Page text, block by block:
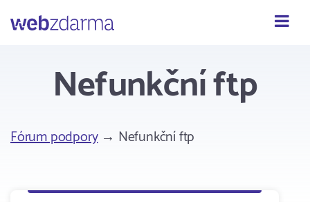
Webzdarma
Nefunkční ftp
Fórum podpory→ Nefunkční ftp